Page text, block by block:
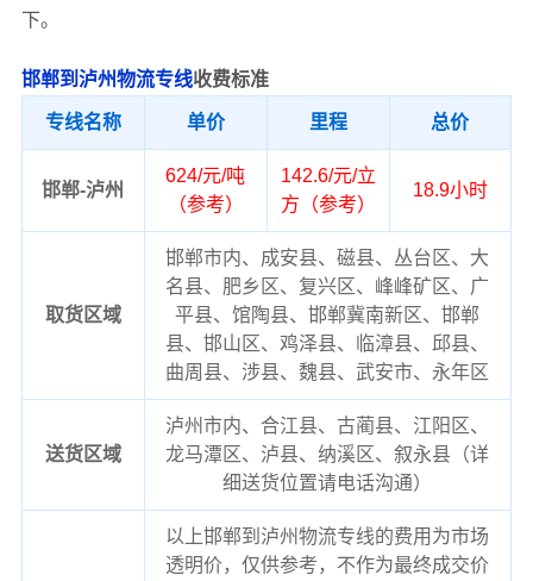
下。
邯郸到泸州物流专线收费标准
专线名称 单价 里程 总价
邯郸-泸州
624/元/吨
（参考）
142.6/元/立
方（参考）
18.9小时
取货区域
邯郸市内、成安县、磁县、丛台区、大
名县、肥乡区、复兴区、峰峰矿区、广
平县、馆陶县、邯郸冀南新区、邯郸
县、邯山区、鸡泽县、临漳县、邱县、
曲周县、涉县、魏县、武安市、永年区
送货区域
泸州市内、合江县、古蔺县、江阳区、
龙马潭区、泸县、纳溪区、叙永县（详
细送货位置请电话沟通）
以上邯郸到泸州物流专线的费用为市场
透明价，仅供参考，不作为最终成交价